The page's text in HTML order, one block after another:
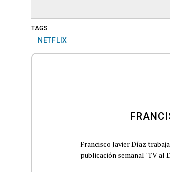
TAGS
NETFLIX
Francisco Javier Díaz
publicación semanal "TV al